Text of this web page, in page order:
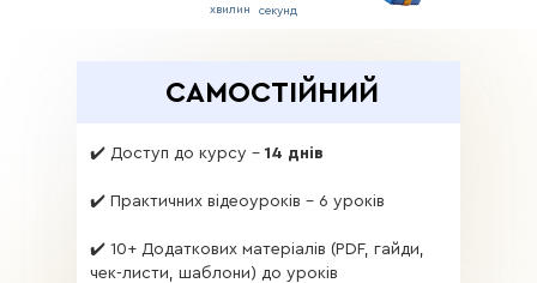
хвилин секунд
✔️ Доступ до курсу - 14 днів
✔️ Практичних відеоуроків - 6 уроків
✔️ 10+ Додаткових матеріалів (PDF, гайди,
чек-листи, шаблони) до уроків
САМОСТІЙНИЙ